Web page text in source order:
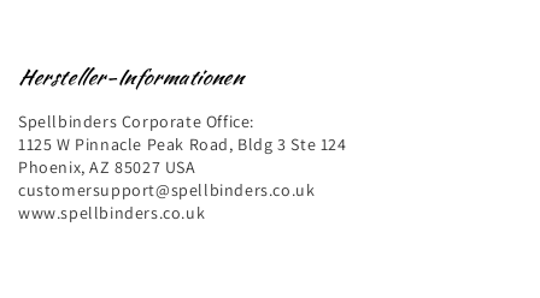
Hersteller-Informationen
Spellbinders Corporate Office:
1125 W Pinnacle Peak Road, Bldg 3 Ste 124
Phoenix, AZ 85027 USA
customersupport@spellbinders.co.uk
www.spellbinders.co.uk